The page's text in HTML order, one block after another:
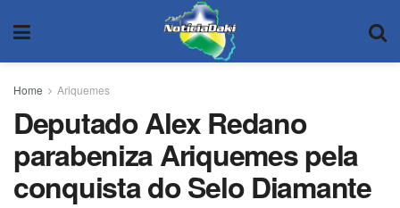
Home Ariquemes
Deputado Alex Redano
parabeniza Ariquemes pela
conquista do Selo Diamante